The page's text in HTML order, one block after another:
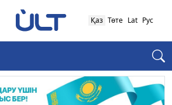
Қаз Төте Lat Рус